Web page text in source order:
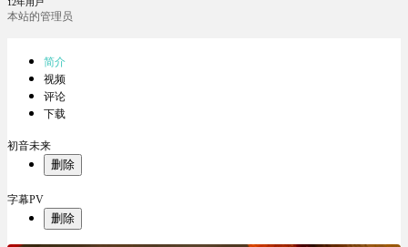
12年用户
本站的管理员
简介
视频
评论
下载
初音未来
删除
字幕PV
删除